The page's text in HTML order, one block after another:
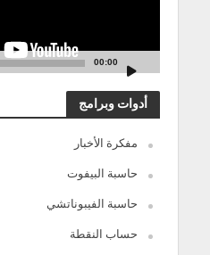
00:00
أدوات وبرامج
مفكرة الأخبار
حاسبة البيفوت
حاسبة الفيبوناتشي
حساب النقطة